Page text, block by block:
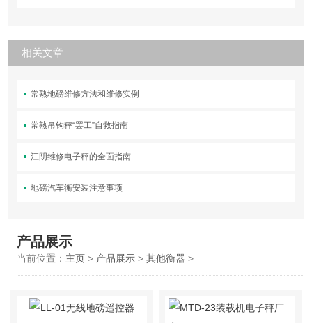
相关文章
常熟地磅维修方法和维修实例
常熟吊钩秤“罢工”自救指南
江阴维修电子秤的全面指南
地磅汽车衡安装注意事项
产品展示
当前位置： 主页> 产品展示> 其他衡器 >